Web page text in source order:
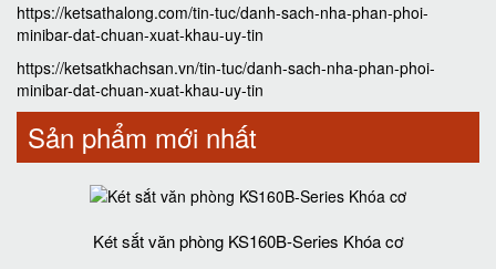
https://ketsathalong.com/tin-tuc/danh-sach-nha-phan-phoi-
minibar-dat-chuan-xuat-khau-uy-tin
https://ketsatkhachsan.vn/tin-tuc/danh-sach-nha-phan-phoi-
minibar-dat-chuan-xuat-khau-uy-tin
Sản phẩm mới nhất
Két sắt văn phòng KS160B-Series Khóa cơ